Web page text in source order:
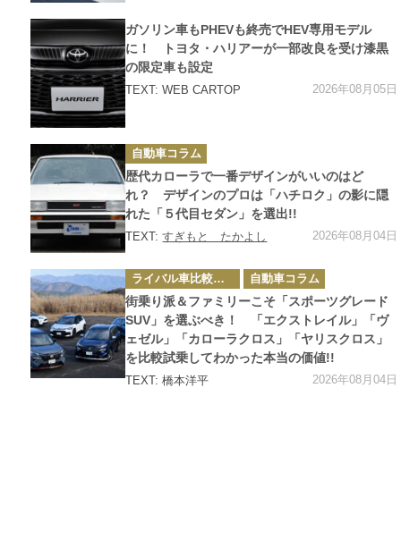
カ
テ
ゴ
リ
ー
ガソリン車もPHEVも終売でHEV専用モデル
に！ トヨタ・ハリアーが一部改良を受け漆黒
の限定車も設定
TEXT: WEB CARTOP 2026年08月05日
カ
テ
ゴ
リ
ー
自動車コラム
歴代カローラで一番デザインがいいのはど
れ？ デザインのプロは「ハチロク」の影に隠
れた「５代目セダン」を選出!!
TEXT:すぎもと たかよし 2026年08月04日
カ
テ
ゴ
リ
ー
ライバル車比較テスト 自動車コラム
街乗り派＆ファミリーこそ「スポーツグレード
SUV」を選ぶべき！ 「エクストレイル」「ヴ
ェゼル」「カローラクロス」「ヤリスクロス」
を比較試乗してわかった本当の価値!!
TEXT: 橋本洋平 2026年08月04日